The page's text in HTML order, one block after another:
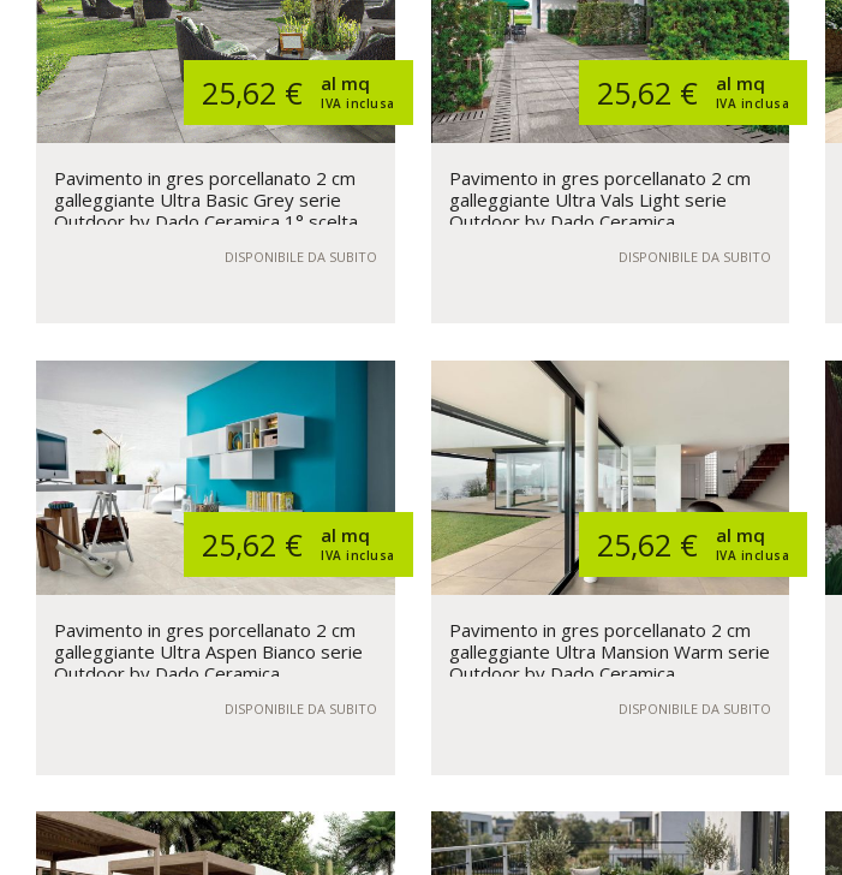
25,62 € IVA inclusa
al mq
Pavimento in gres porcellanato 2 cm
galleggiante Ultra Basic Grey serie
Outdoor by Dado Ceramica 1° scelta
DISPONIBILE DA SUBITO
25,62 € IVA inclusa
al mq
Pavimento in gres porcellanato 2 cm
galleggiante Ultra Vals Light serie
Outdoor by Dado Ceramica
DISPONIBILE DA SUBITO
25,62 € IVA inclusa
al mq
Pavimento in gres porcellanato 2 cm
galleggiante Ultra Aspen Bianco serie
Outdoor by Dado Ceramica
DISPONIBILE DA SUBITO
25,62 € IVA inclusa
al mq
Pavimento in gres porcellanato 2 cm
galleggiante Ultra Mansion Warm serie
Outdoor by Dado Ceramica
DISPONIBILE DA SUBITO